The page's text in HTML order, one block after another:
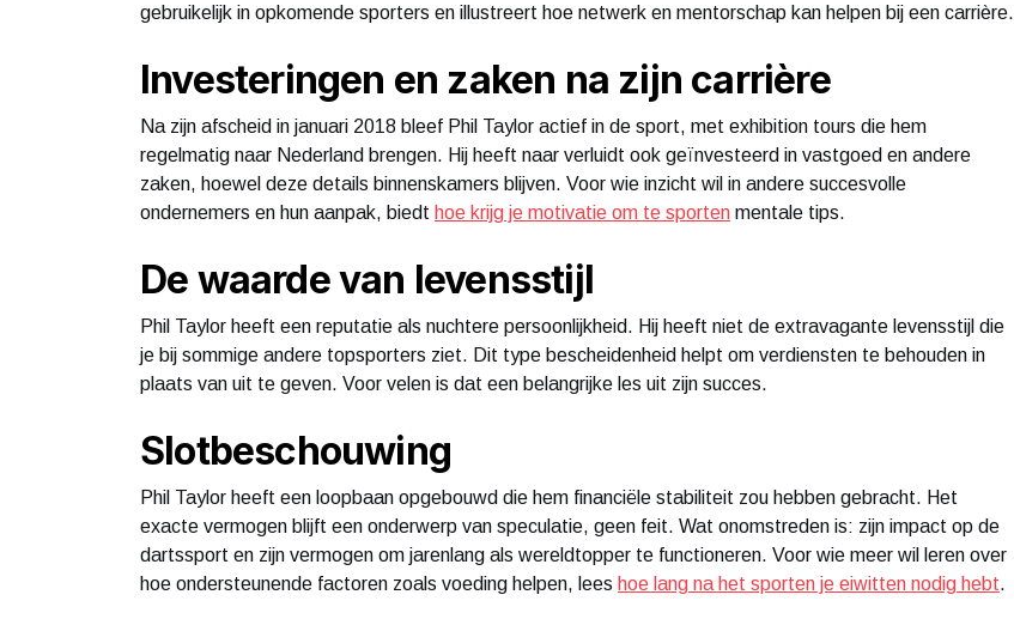
gebruikelijk in opkomende sporters en illustreert hoe netwerk en mentorschap kan helpen bij een carrière.
Investeringen en zaken na zijn carrière
Na zijn afscheid in januari 2018 bleef Phil Taylor actief in de sport, met exhibition tours die hem
regelmatig naar Nederland brengen. Hij heeft naar verluidt ook geïnvesteerd in vastgoed en andere
zaken, hoewel deze details binnenskamers blijven. Voor wie inzicht wil in andere succesvolle
ondernemers en hun aanpak, biedt hoe krijg je motivatie om te sporten mentale tips.
De waarde van levensstijl
Phil Taylor heeft een reputatie als nuchtere persoonlijkheid. Hij heeft niet de extravagante levensstijl die
je bij sommige andere topsporters ziet. Dit type bescheidenheid helpt om verdiensten te behouden in
plaats van uit te geven. Voor velen is dat een belangrijke les uit zijn succes.
Slotbeschouwing
Phil Taylor heeft een loopbaan opgebouwd die hem financiële stabiliteit zou hebben gebracht. Het
exacte vermogen blijft een onderwerp van speculatie, geen feit. Wat onomstreden is: zijn impact op de
dartssport en zijn vermogen om jarenlang als wereldtopper te functioneren. Voor wie meer wil leren over
hoe ondersteunende factoren zoals voeding helpen, lees hoe lang na het sporten je eiwitten nodig hebt.